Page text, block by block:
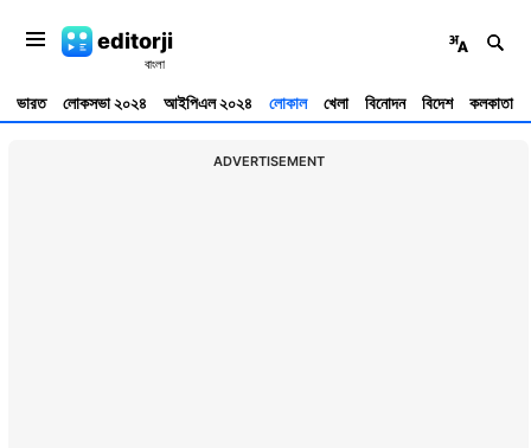
editorji
ভারত লোকসভা ২০২৪ আইপিএল ২০২৪ লোকাল খেলা বিনোদন বিদেশ কলকাতা
ADVERTISEMENT